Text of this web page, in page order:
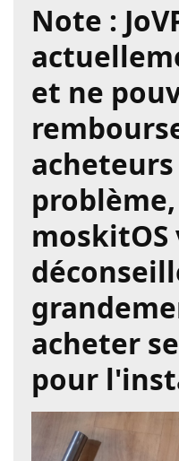
Note :
et ne
acheteurs
moskitOS
acheter
pour